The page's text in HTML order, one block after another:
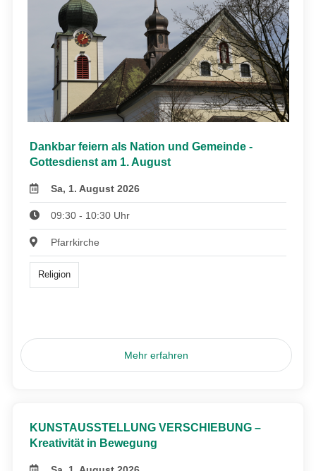
Dankbar feiern als Nation und Gemeinde -
Gottesdienst am 1. August
Sa, 1. August 2026
09:30 - 10:30 Uhr
Pfarrkirche
Religion
Mehr erfahren
KUNSTAUSSTELLUNG VERSCHIEBUNG –
Kreativität in Bewegung